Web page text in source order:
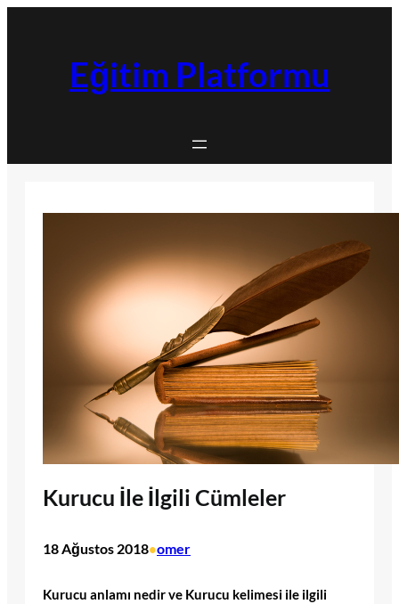
Eğitim Platformu
Kurucu İle İlgili Cümleler
18 Ağustos 2018•omer
Kurucu anlamı nedir ve Kurucu kelimesi ile ilgili